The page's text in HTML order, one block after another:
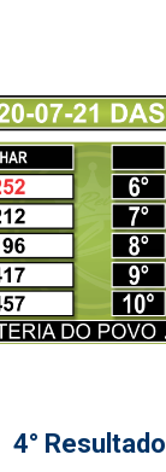
4° Resultado